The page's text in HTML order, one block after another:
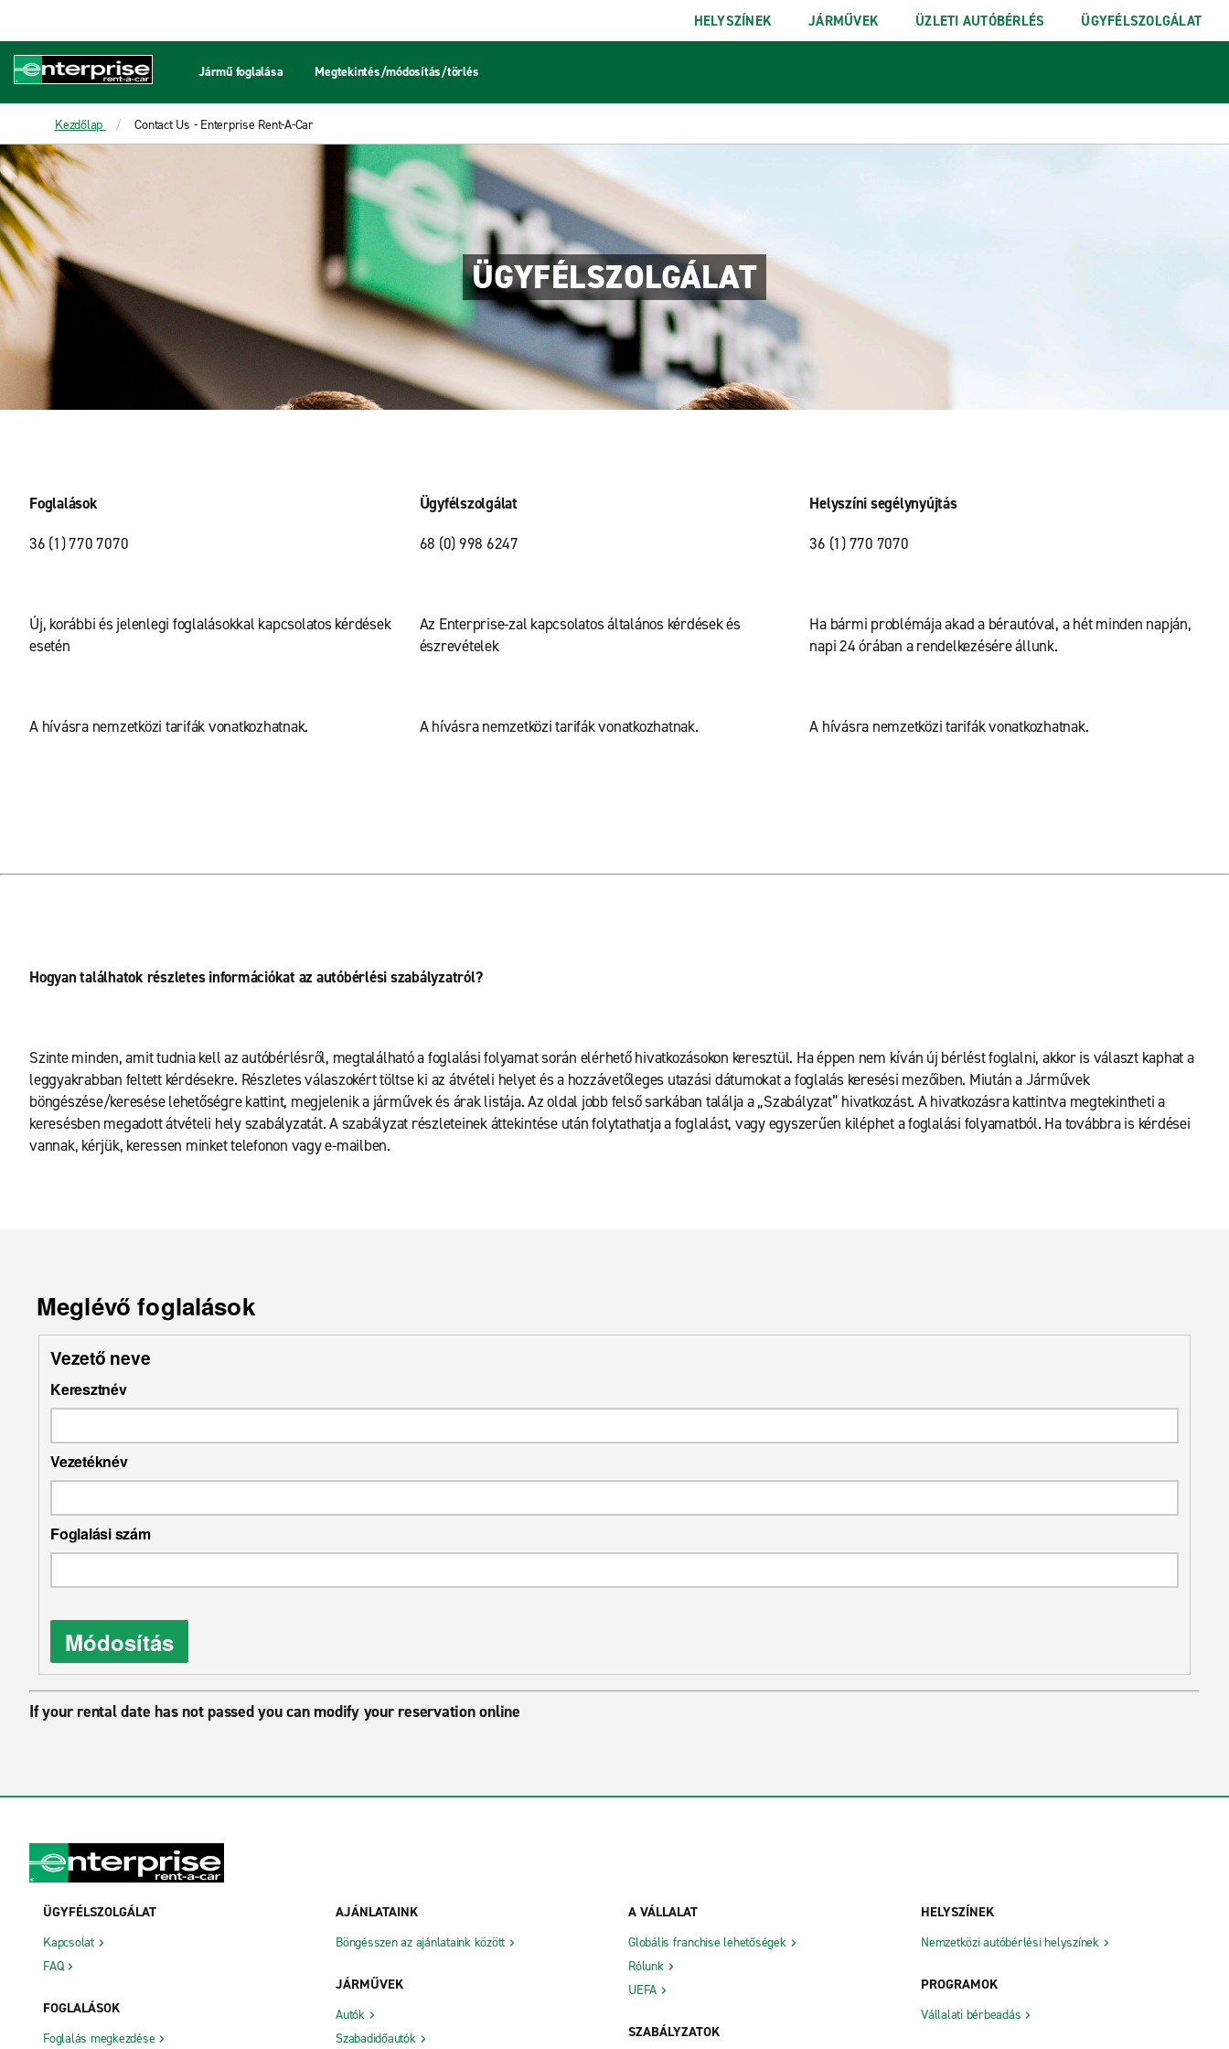
HELYSZÍNEK JÁRMŰVEK ÜZLETI AUTÓBÉRLÉS ÜGYFÉLSZOLGÁLAT
Jármű foglalása Megtekintés/módosítás/törlés
Kezdőlap Contact Us - Enterprise Rent-A-Car
ÜGYFÉLSZOLGÁLAT
Foglalások
36 (1) 770 7070
Új, korábbi és jelenlegi foglalásokkal kapcsolatos kérdések
esetén
A hívásra nemzetközi tarifák vonatkozhatnak.
Ügyfélszolgálat
68 (0) 998 6247
Az Enterprise-zal kapcsolatos általános kérdések és
észrevételek
A hívásra nemzetközi tarifák vonatkozhatnak.
Helyszíni segélynyújtás
36 (1) 770 7070
Ha bármi problémája akad a bérautóval, a hét minden napján,
napi 24 órában a rendelkezésére állunk.
A hívásra nemzetközi tarifák vonatkozhatnak.
Hogyan találhatok részletes információkat az autóbérlési szabályzatról?
Szinte minden, amit tudnia kell az autóbérlésről, megtalálható a foglalási folyamat során elérhető hivatkozásokon keresztül. Ha éppen nem kíván új bérlést foglalni, akkor is választ kaphat a
leggyakrabban feltett kérdésekre. Részletes válaszokért töltse ki az átvételi helyet és a hozzávetőleges utazási dátumokat a foglalás keresési mezőiben. Miután a Járművek
böngészése/keresése lehetőségre kattint, megjelenik a járművek és árak listája. Az oldal jobb felső sarkában találja a „Szabályzat” hivatkozást. A hivatkozásra kattintva megtekintheti a
keresésben megadott átvételi hely szabályzatát. A szabályzat részleteinek áttekintése után folytathatja a foglalást, vagy egyszerűen kiléphet a foglalási folyamatból. Ha továbbra is kérdései
vannak, kérjük, keressen minket telefonon vagy e-mailben.
Meglévő foglalások
Vezető neve
Keresztnév
Vezetéknév
Foglalási szám
Módosítás
If your rental date has not passed you can modify your reservation online
ÜGYFÉLSZOLGÁLAT
Kapcsolat
FAQ
FOGLALÁSOK
Foglalás megkezdése
AJÁNLATAINK
Böngésszen az ajánlataink között
JÁRMŰVEK
Autók
Szabadidőautók
A VÁLLALAT
Globális franchise lehetőségek
Rólunk
UEFA
SZABÁLYZATOK
HELYSZÍNEK
Nemzetközi autóbérlési helyszínek
PROGRAMOK
Vállalati bérbeadás